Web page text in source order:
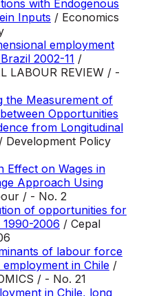
with Endogenous
Inputs / Economics
employment
2002-11 /
LABOUR REVIEW / -
the Measurement of
Opportunities
from Longitudinal
/ Development Policy
Effect on Wages in
Approach Using
/ - No. 2
of opportunities for
2006 / Cepal
of labour force
in Chile /
/ - No. 21
in Chile, long